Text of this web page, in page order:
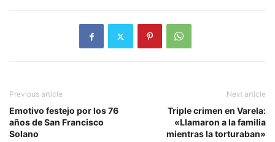
Previous article
Emotivo festejo por los 76
años de San Francisco
Solano
Next article
Triple crimen en Varela:
«Llamaron a la familia
mientras la torturaban»